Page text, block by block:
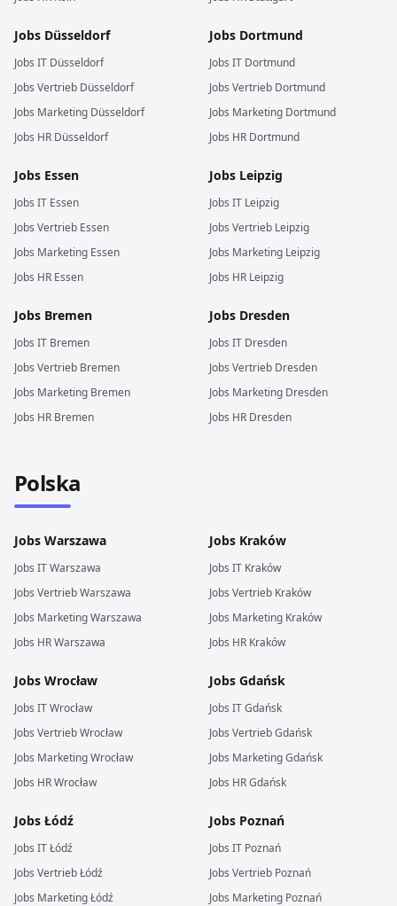
Jobs Düsseldorf
Jobs IT Düsseldorf
Jobs Vertrieb Düsseldorf
Jobs Marketing Düsseldorf
Jobs HR Düsseldorf
Jobs Dortmund
Jobs IT Dortmund
Jobs Vertrieb Dortmund
Jobs Marketing Dortmund
Jobs HR Dortmund
Jobs Essen
Jobs IT Essen
Jobs Vertrieb Essen
Jobs Marketing Essen
Jobs HR Essen
Jobs Leipzig
Jobs IT Leipzig
Jobs Vertrieb Leipzig
Jobs Marketing Leipzig
Jobs HR Leipzig
Jobs Bremen
Jobs IT Bremen
Jobs Vertrieb Bremen
Jobs Marketing Bremen
Jobs HR Bremen
Jobs Dresden
Jobs IT Dresden
Jobs Vertrieb Dresden
Jobs Marketing Dresden
Jobs HR Dresden
Polska
Jobs Warszawa
Jobs ITWarszawa
Jobs VertriebWarszawa
Jobs MarketingWarszawa
Jobs HRWarszawa
Jobs Kraków
Jobs IT Kraków
Jobs Vertrieb Kraków
Jobs Marketing Kraków
Jobs HR Kraków
Jobs Wrocław
Jobs ITWrocław
Jobs VertriebWrocław
Jobs MarketingWrocław
Jobs HRWrocław
Jobs Gdańsk
Jobs ITGdańsk
Jobs VertriebGdańsk
Jobs MarketingGdańsk
Jobs HRGdańsk
Jobs Łódź
Jobs ITŁódź
Jobs VertriebŁódź
Jobs MarketingŁódź
Jobs Poznań
Jobs IT Poznań
Jobs Vertrieb Poznań
Jobs Marketing Poznań